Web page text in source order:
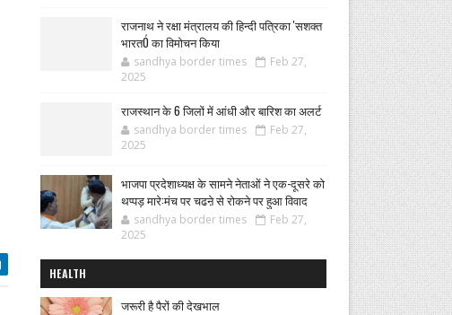
राजनाथ ने रक्षा मंत्रालय की हिन्दी पत्रिका 'सशक्त
भारतÓ का विमोचन किया
sandhya border times
Feb 27,
2025
राजस्थान के 6 जिलों में आंधी और बारिश का अलर्ट
sandhya border times
Feb 27,
2025
भाजपा प्रदेशाध्यक्ष के सामने नेताओं ने एक-दूसरे को
थप्पड़ मारे:मंच पर चढऩे से रोकने पर हुआ विवाद
sandhya border times
Feb 27,
2025
HEALTH
जरूरी है पैरों की देखभाल